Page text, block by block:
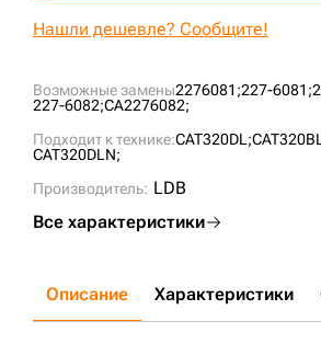
Возможные замены2276081;227-6081;
227-6082;CA2276082;
Подходит к технике:CAT320DL;
CAT320DLN;
Производитель: LDB
Все характеристики
Нашли дешевле? Сообщите!
Описание Характеристики